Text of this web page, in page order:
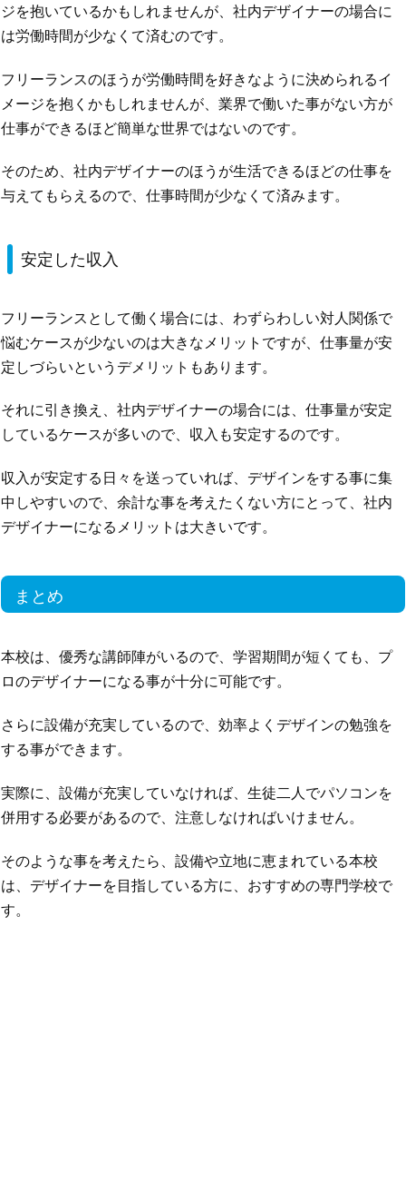
ジを抱いているかもしれませんが、社内デザイナーの場合に
は労働時間が少なくて済むのです。
フリーランスのほうが労働時間を好きなように決められるイ
メージを抱くかもしれませんが、業界で働いた事がない方が
仕事ができるほど簡単な世界ではないのです。
そのため、社内デザイナーのほうが生活できるほどの仕事を
与えてもらえるので、仕事時間が少なくて済みます。
安定した収入
フリーランスとして働く場合には、わずらわしい対人関係で
悩むケースが少ないのは大きなメリットですが、仕事量が安
定しづらいというデメリットもあります。
それに引き換え、社内デザイナーの場合には、仕事量が安定
しているケースが多いので、収入も安定するのです。
収入が安定する日々を送っていれば、デザインをする事に集
中しやすいので、余計な事を考えたくない方にとって、社内
デザイナーになるメリットは大きいです。
まとめ
本校は、優秀な講師陣がいるので、学習期間が短くても、プ
ロのデザイナーになる事が十分に可能です。
さらに設備が充実しているので、効率よくデザインの勉強を
する事ができます。
実際に、設備が充実していなければ、生徒二人でパソコンを
併用する必要があるので、注意しなければいけません。
そのような事を考えたら、設備や立地に恵まれている本校
は、デザイナーを目指している方に、おすすめの専門学校で
す。